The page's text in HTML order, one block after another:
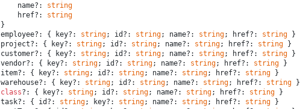
					name?:
string
					href?:
string
				}
				employee?: { key?:
string; id?: string; name?: string; href?: string }
				project?: { key?:
string; id?: string; name?: string; href?: string }
				customer?: { key?:
string; id?: string; name?: string; href?: string }
				vendor?: { key?:
string; id?: string; name?: string; href?: string }
				item?: { key?:
string; id?: string; name?: string; href?: string }
				warehouse?: { key?:
string; id?: string; name?: string; href?: string }
class?: { key?: string; id?: string; name?: string; href?: string }
				task?: { id?:
string; key?: string; name?: string; href?: string }